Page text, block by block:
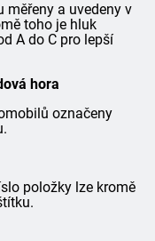
měřeny a uvedeny v
toho je hluk
A do C pro lepší
hora
označeny
položky lze kromě